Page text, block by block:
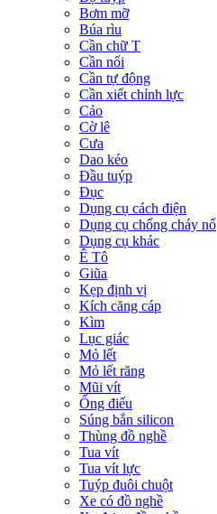
Bơm mỡ
Búa rìu
Cần chữ T
Cần nối
Cần tự động
Cần xiết chỉnh lực
Cảo
Cờ lê
Cưa
Dao kéo
Đầu tuýp
Đục
Dụng cụ cách điện
Dụng cụ chống cháy nổ
Dụng cụ khác
Ê Tô
Giũa
Kẹp định vị
Kích căng cáp
Kìm
Lục giác
Mỏ lết
Mỏ lết răng
Mũi vít
Ống điếu
Súng bắn silicon
Thùng đồ nghề
Tua vít
Tua vít lực
Tuýp đuôi chuột
Xe có đồ nghề